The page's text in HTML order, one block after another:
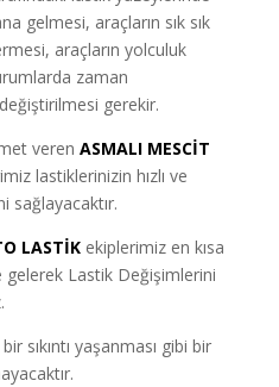
gelmesi, araçların sık sık
araçların yolculuk
zaman
gerekir.
veren ASMALI MESCİT
lastiklerinizin hızlı ve
sağlayacaktır.
LASTİKekiplerimiz en kısa
Lastik Değişimlerini
sıkıntı yaşanması gibi bir